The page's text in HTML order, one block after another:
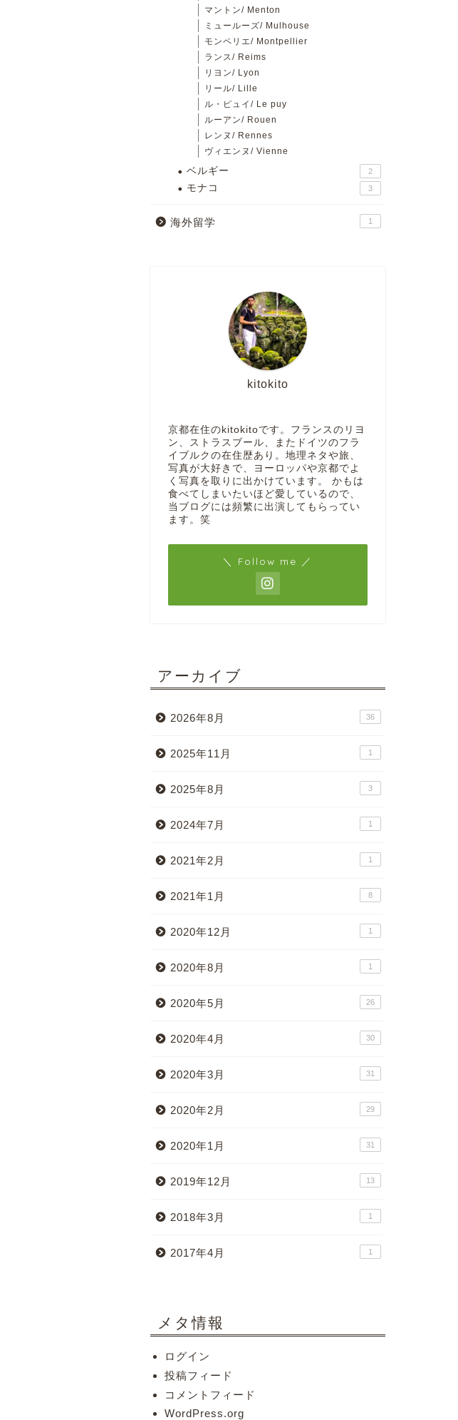
マントン/ Menton
ミュールーズ/ Mulhouse
モンペリエ/ Montpellier
ランス/ Reims
リヨン/ Lyon
リール/ Lille
ル・ピュイ/ Le puy
ルーアン/ Rouen
レンヌ/ Rennes
ヴィエンヌ/ Vienne
ベルギー 2
モナコ 3
海外留学 1
kitokito
京都在住のkitokitoです。フランスのリヨ
ン、ストラスブール、またドイツのフラ
イブルクの在住歴あり。地理ネタや旅、
写真が大好きで、ヨーロッパや京都でよ
く写真を取りに出かけています。 かもは
食べてしまいたいほど愛しているので、
当ブログには頻繁に出演してもらってい
ます。笑
＼ Follow me ／
アーカイブ
2026年8月 36
2025年11月 1
2025年8月 3
2024年7月 1
2021年2月 1
2021年1月 8
2020年12月 1
2020年8月 1
2020年5月 26
2020年4月 30
2020年3月 31
2020年2月 29
2020年1月 31
2019年12月 13
2018年3月 1
2017年4月 1
メタ情報
ログイン
投稿フィード
コメントフィード
WordPress.org